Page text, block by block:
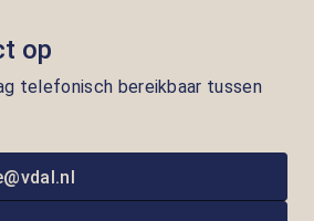
op
telefonisch bereikbaar tussen